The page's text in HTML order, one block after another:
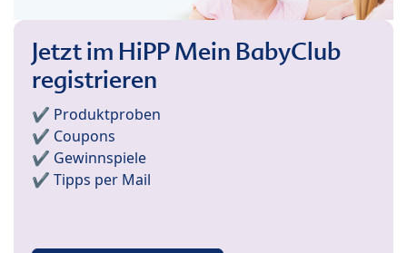
Jetzt im HiPP Mein BabyClub
registrieren
✔️ Produktproben
✔️ Coupons
✔️ Gewinnspiele
✔️ Tipps per Mail